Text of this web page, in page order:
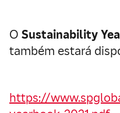
O Sustainability
também estará
https://